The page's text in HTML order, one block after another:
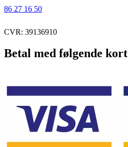
86 27 16 50
CVR: 39136910
Betal med følgende kort